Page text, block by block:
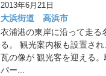
2013年6月21日
大浜街道 高浜市
衣浦港の東岸に沿って走る
る。 観光案内板も設置さ
瓦の像が 観光客を迎える
パー...